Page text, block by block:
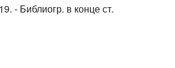
- Библиогр. в конце ст.